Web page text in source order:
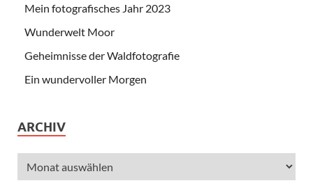
Mein fotografisches Jahr 2023
Wunderwelt Moor
Geheimnisse der Waldfotografie
Ein wundervoller Morgen
ARCHIV